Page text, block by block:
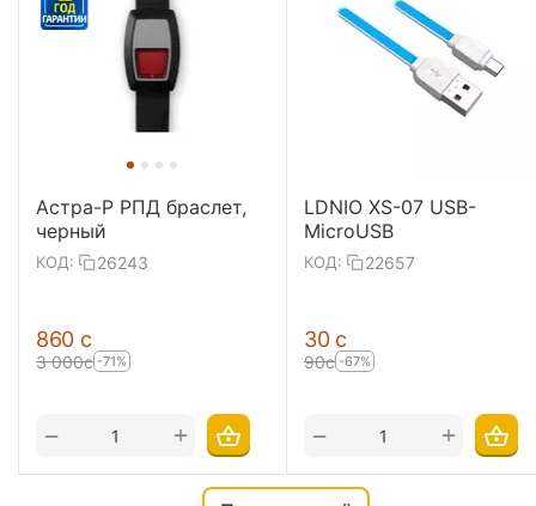
Астра-Р РПД браслет,
черный
КОД: 26243
‍860‍ с
3 000с -71%
+
−
LDNIO XS-07 USB-
MicroUSB
КОД: 22657
‍30‍ с
‍90‍с -67%
+
−